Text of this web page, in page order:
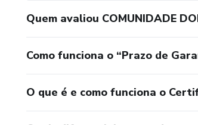
Quem avaliou COMUNIDADE
Como funciona o “Prazo de
O que é e como funciona o